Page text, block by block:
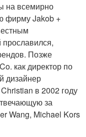
на всемирно
фирму Jakob +
Позже
как директор по
дизайнер
в 2002 году
за
Wang, Michael Kors